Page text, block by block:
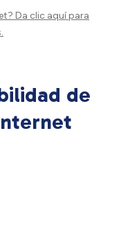
Da clic aquípara
de